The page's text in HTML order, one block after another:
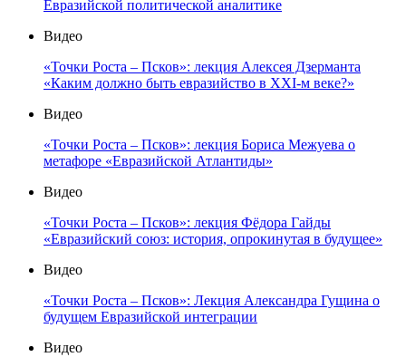
Евразийской политической аналитике
Видео
«Точки Роста – Псков»: лекция Алексея Дзерманта
«Каким должно быть евразийство в XXI-м веке?»
Видео
«Точки Роста – Псков»: лекция Бориса Межуева о
метафоре «Евразийской Атлантиды»
Видео
«Точки Роста – Псков»: лекция Фёдора Гайды
«Евразийский союз: история, опрокинутая в будущее»
Видео
«Точки Роста – Псков»: Лекция Александра Гущина о
будущем Евразийской интеграции
Видео